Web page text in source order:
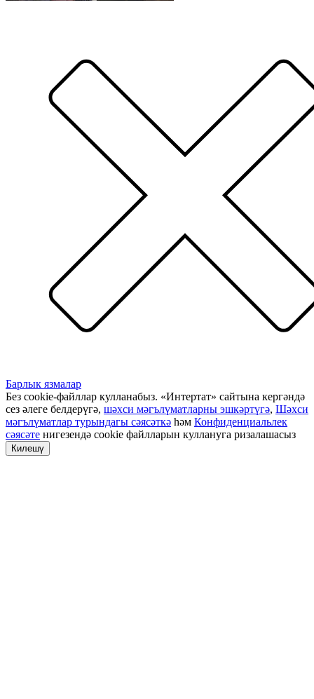
Барлык язмалар
Без cookie-файллар кулланабыз. «Интертат» сайтына кергәндә
сез әлеге белдерүгә, шәхси мәгълүматларны эшкәртүгә, Шәхси
мәгълүматлар турындагы сәясәткә һәм Конфиденциальлек
сәясәте нигезендә cookie файлларын куллануга ризалашасыз
Килешү